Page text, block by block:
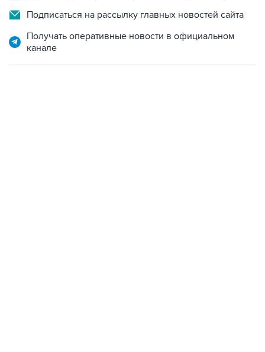
Подписаться на рассылку главных новостей сайта
Получать оперативные новости в официальном
канале